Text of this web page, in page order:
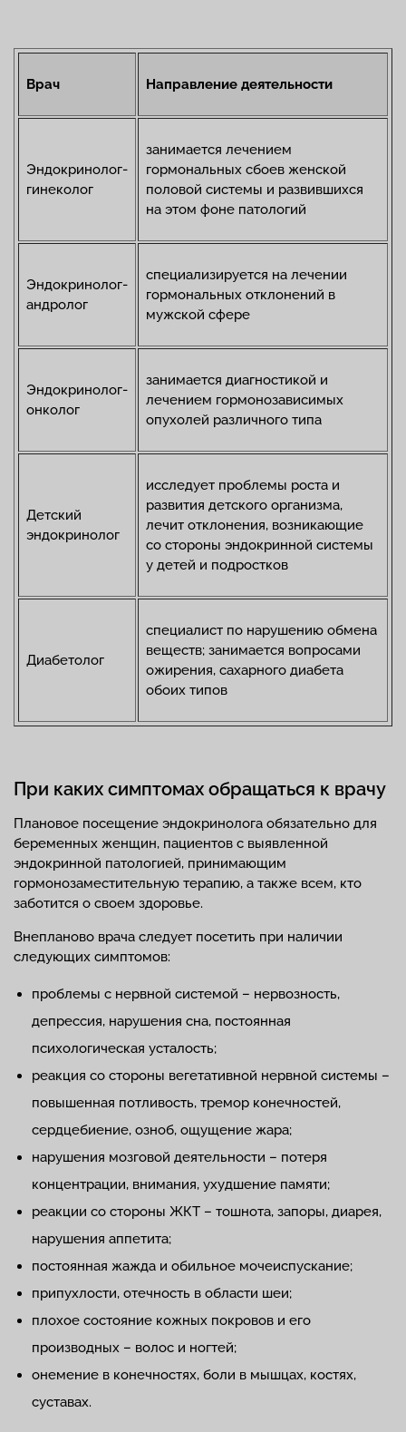
Врач Направление деятельности
Эндокринолог-
гинеколог
занимается лечением
гормональных сбоев женской
половой системы и развившихся
на этом фоне патологий
Эндокринолог-
андролог
специализируется на лечении
гормональных отклонений в
мужской сфере
Эндокринолог-
онколог
занимается диагностикой и
лечением гормонозависимых
опухолей различного типа
Детский
эндокринолог
исследует проблемы роста и
развития детского организма,
лечит отклонения, возникающие
со стороны эндокринной системы
у детей и подростков
Диабетолог
специалист по нарушению обмена
веществ; занимается вопросами
ожирения, сахарного диабета
обоих типов
При каких симптомах обращаться к врачу
Плановое посещение эндокринолога обязательно для
беременных женщин, пациентов с выявленной
эндокринной патологией, принимающим
гормонозаместительную терапию, а также всем, кто
заботится о своем здоровье.
Внепланово врача следует посетить при наличии
следующих симптомов:
проблемы с нервной системой – нервозность,
депрессия, нарушения сна, постоянная
психологическая усталость;
реакция со стороны вегетативной нервной системы –
повышенная потливость, тремор конечностей,
сердцебиение, озноб, ощущение жара;
нарушения мозговой деятельности – потеря
концентрации, внимания, ухудшение памяти;
реакции со стороны ЖКТ – тошнота, запоры, диарея,
нарушения аппетита;
постоянная жажда и обильное мочеиспускание;
припухлости, отечность в области шеи;
плохое состояние кожных покровов и его
производных – волос и ногтей;
онемение в конечностях, боли в мышцах, костях,
суставах.